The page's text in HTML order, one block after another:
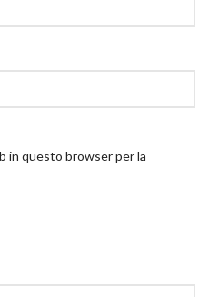
in questo browser per la